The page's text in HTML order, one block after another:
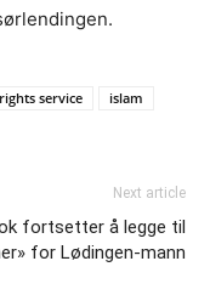
service
islam
Next article
fortsetter å legge til
for Lødingen-mann